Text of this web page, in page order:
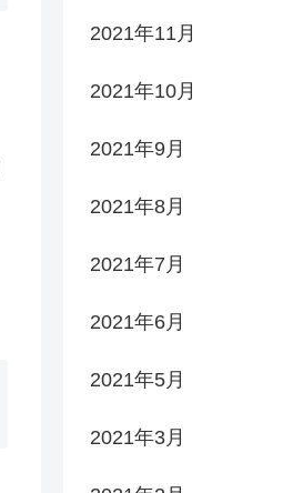
2021年11月
2021年10月
2021年9月
2021年8月
2021年7月
2021年6月
2021年5月
2021年3月